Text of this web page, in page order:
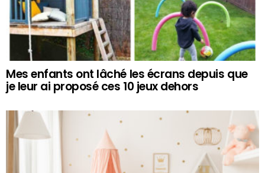
Mes enfants ont lâché les écrans depuis que
je leur ai proposé ces 10 jeux dehors